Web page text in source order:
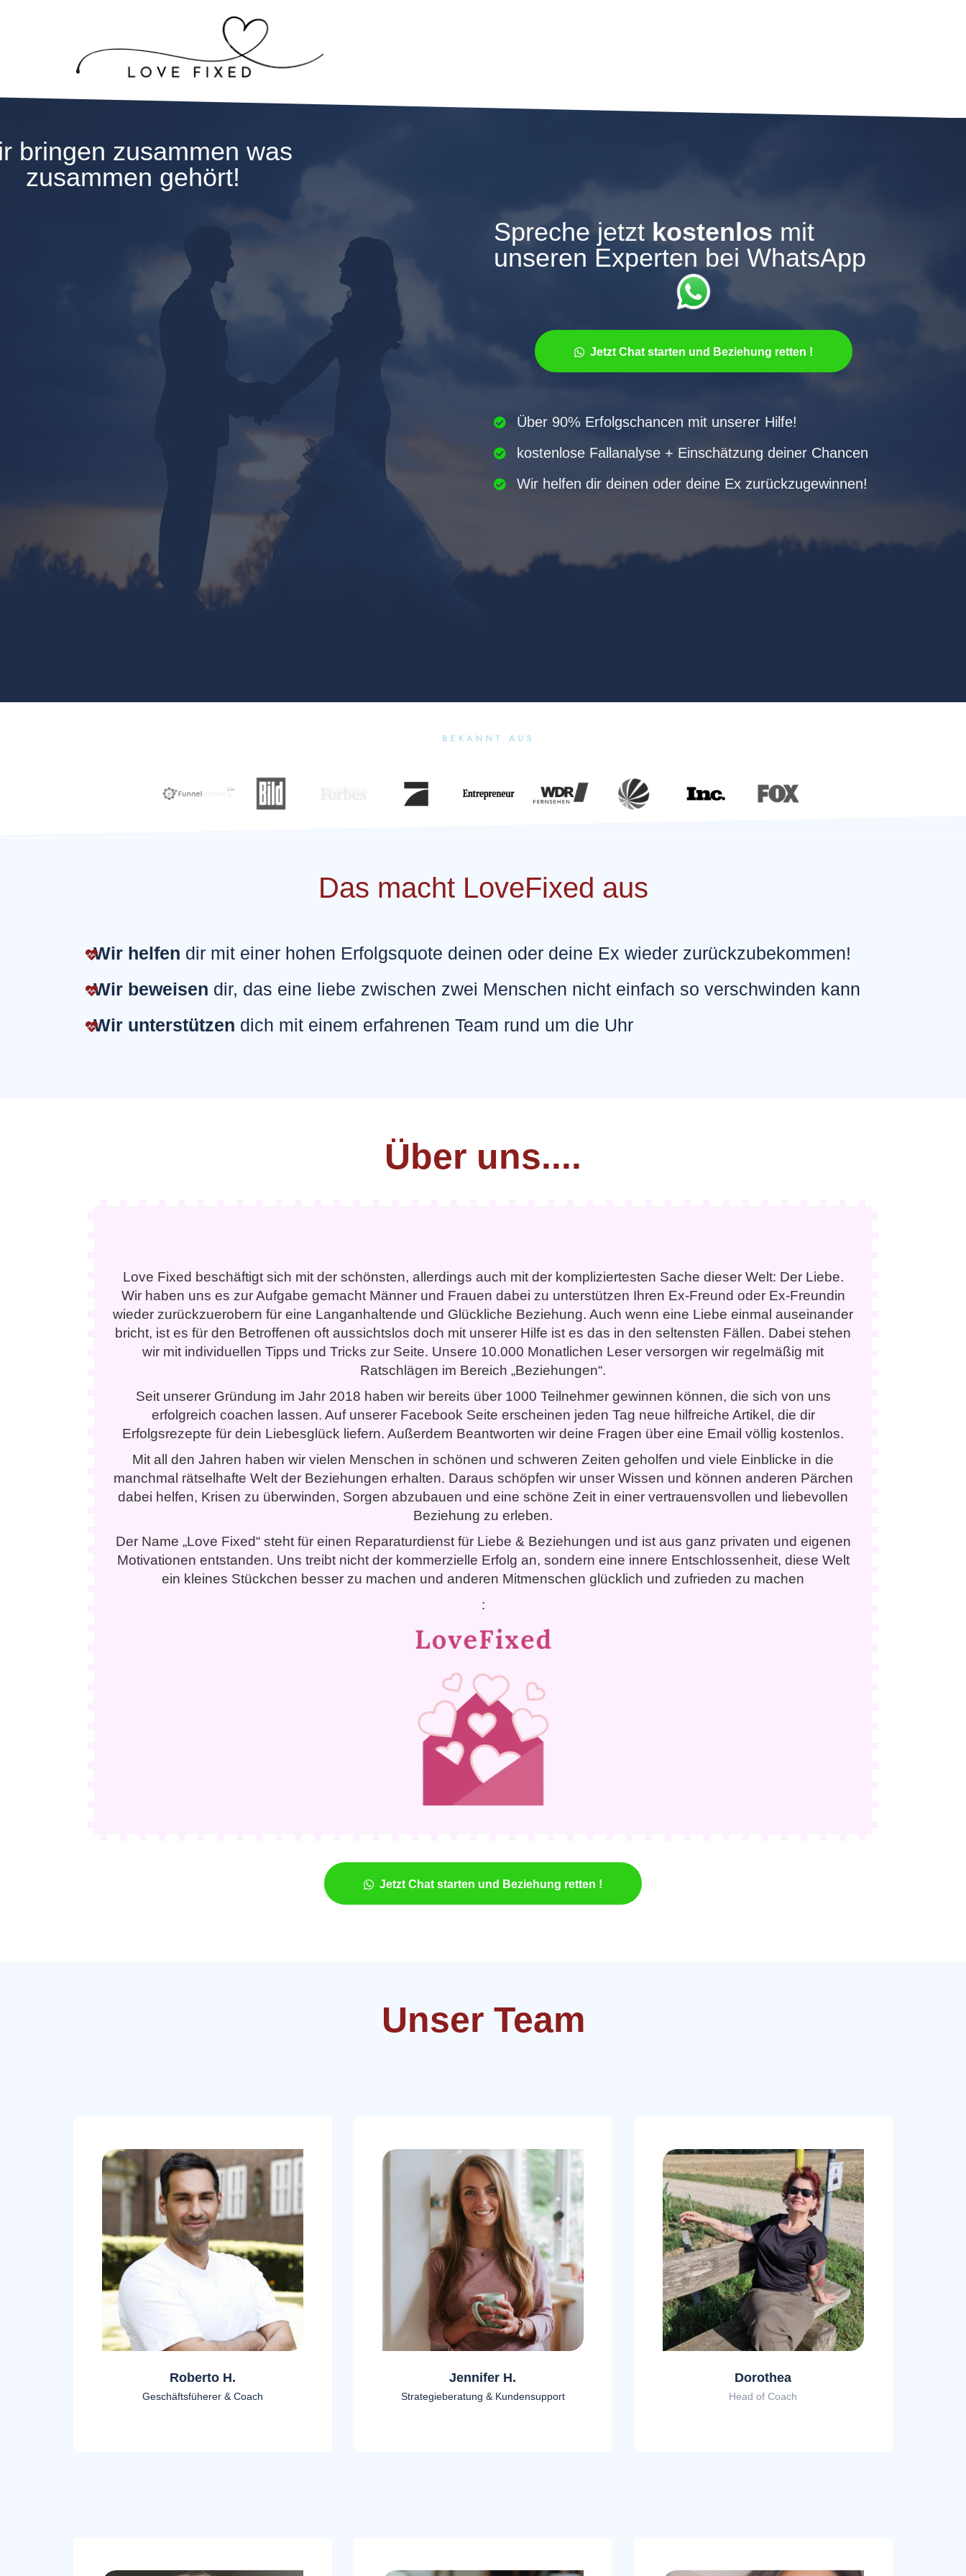
bringen zusammen was
zusammen gehört!
Spreche jetzt kostenlos mit
unseren Experten bei WhatsApp
Jetzt Chat starten und Beziehung retten !
Über 90% Erfolgschancen mit unserer Hilfe!
kostenlose Fallanalyse + Einschätzung deiner Chancen
Wir helfen dir deinen oder deine Ex zurückzugewinnen!
Das macht LoveFixed aus
Wir helfen dir mit einer hohen Erfolgsquote deinen oder deine Ex wieder zurückzubekommen!
Wir beweisen dir, das eine liebe zwischen zwei Menschen nicht einfach so verschwinden kann
Wir unterstützen dich mit einem erfahrenen Team rund um die Uhr
Über uns....
Love Fixed beschäftigt sich mit der schönsten, allerdings auch mit der kompliziertesten Sache dieser Welt: Der Liebe.
Wir haben uns es zur Aufgabe gemacht Männer und Frauen dabei zu unterstützen Ihren Ex-Freund oder Ex-Freundin
wieder zurückzuerobern für eine Langanhaltende und Glückliche Beziehung. Auch wenn eine Liebe einmal auseinander
bricht, ist es für den Betroffenen oft aussichtslos doch mit unserer Hilfe ist es das in den seltensten Fällen. Dabei stehen
wir mit individuellen Tipps und Tricks zur Seite. Unsere 10.000 Monatlichen Leser versorgen wir regelmäßig mit
Ratschlägen im Bereich „Beziehungen“.
Seit unserer Gründung im Jahr 2018 haben wir bereits über 1000 Teilnehmer gewinnen können, die sich von uns
erfolgreich coachen lassen. Auf unserer Facebook Seite erscheinen jeden Tag neue hilfreiche Artikel, die dir
Erfolgsrezepte für dein Liebesglück liefern. Außerdem Beantworten wir deine Fragen über eine Email völlig kostenlos.
Mit all den Jahren haben wir vielen Menschen in schönen und schweren Zeiten geholfen und viele Einblicke in die
manchmal rätselhafte Welt der Beziehungen erhalten. Daraus schöpfen wir unser Wissen und können anderen Pärchen
dabei helfen, Krisen zu überwinden, Sorgen abzubauen und eine schöne Zeit in einer vertrauensvollen und liebevollen
Beziehung zu erleben.
Der Name „Love Fixed“ steht für einen Reparaturdienst für Liebe & Beziehungen und ist aus ganz privaten und eigenen
Motivationen entstanden. Uns treibt nicht der kommerzielle Erfolg an, sondern eine innere Entschlossenheit, diese Welt
ein kleines Stückchen besser zu machen und anderen Mitmenschen glücklich und zufrieden zu machen
:
Jetzt Chat starten und Beziehung retten !
Unser Team
Roberto H.
Geschäftsfüherer & Coach
Jennifer H.
Strategieberatung & Kundensupport
Dorothea
Head of Coach